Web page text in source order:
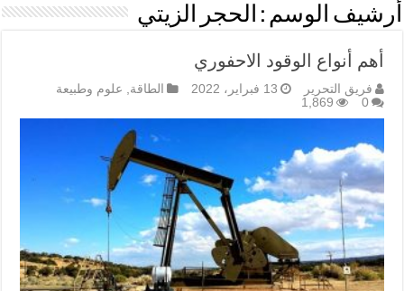
أرشيف الوسم : الحجر الزيتي
أهم أنواع الوقود الاحفوري
فريق التحرير 13 فبراير، 2022 الطاقة, علوم وطبيعة
0
1,869